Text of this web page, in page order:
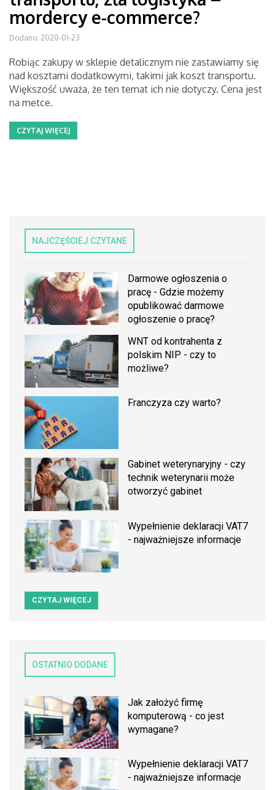
mordercy e-commerce?
Dodano: 2020-01-23
Robiąc zakupy w sklepie detalicznym nie zastawiamy się
nad kosztami dodatkowymi, takimi jak koszt transportu.
Większość uważa, że ten temat ich nie dotyczy. Cena jest
na metce.
CZYTAJ WIĘCEJ
NAJCZĘŚCIEJ CZYTANE
Darmowe ogłoszenia o
pracę - Gdzie możemy
opublikować darmowe
ogłoszenie o pracę?
WNT od kontrahenta z
polskim NIP - czy to
możliwe?
Franczyza czy warto?
Gabinet weterynaryjny - czy
technik weterynarii może
otworzyć gabinet
Wypełnienie deklaracji VAT7
- najważniejsze informacje
CZYTAJ WIĘCEJ
OSTATNIO DODANE
Jak założyć firmę
komputerową - co jest
wymagane?
Wypełnienie deklaracji VAT7
- najważniejsze informacje